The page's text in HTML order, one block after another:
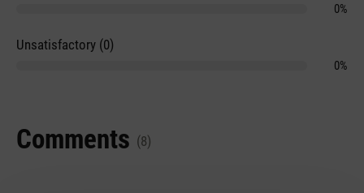
0%
Unsatisfactory (0)
0%
Comments (8)